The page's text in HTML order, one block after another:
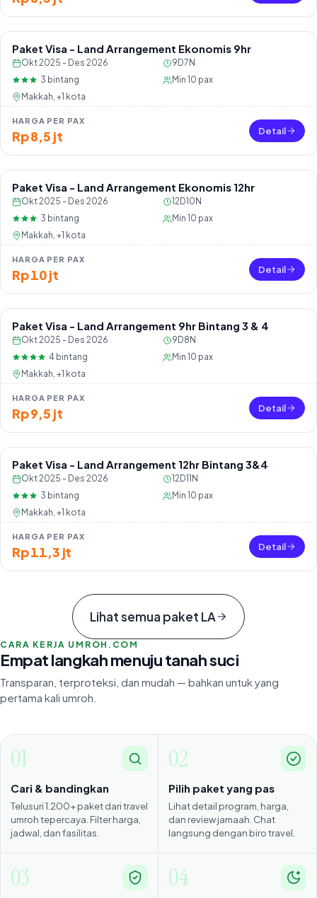
Paket Visa - Land Arrangement Ekonomis 9hr
Okt 2025 - Des 2026
9D7N
3 bintang Min 10 pax
Makkah, +1 kota
HARGA PER PAX
Rp 8,5 jt Detail
Paket Visa - Land Arrangement Ekonomis 12hr
Okt 2025 - Des 2026
12D10N
3 bintang Min 10 pax
Makkah, +1 kota
HARGA PER PAX
Rp 10 jt Detail
Paket Visa - Land Arrangement 9hr Bintang 3 & 4
Okt 2025 - Des 2026
9D8N
4 bintang Min 10 pax
Makkah, +1 kota
HARGA PER PAX
Rp 9,5 jt Detail
Paket Visa - Land Arrangement 12hr Bintang 3&4
Okt 2025 - Des 2026
12D11N
3 bintang Min 10 pax
Makkah, +1 kota
HARGA PER PAX
Rp 11,3 jt Detail
Lihat semua paket LA
CARA KERJA UMROH.COM
Empat langkah menuju tanah suci
Transparan, terproteksi, dan mudah — bahkan untuk yang
pertama kali umroh.
01
Cari & bandingkan
Telusuri 1.200+ paket dari travel
umroh tepercaya. Filter harga,
jadwal, dan fasilitas.
02
Pilih paket yang pas
Lihat detail program, harga,
dan review jamaah. Chat
langsung dengan biro travel.
03 04